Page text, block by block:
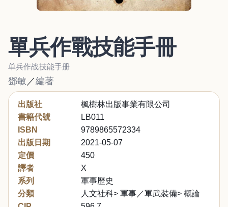
單兵作戰技能手冊
单兵作战技能手册
鄧敏 ／編著
出版社
楓樹林出版事業有限公司
書籍代號
LB011
ISBN
9789865572334
出版日期
2021-05-07
定價
450
譯者
X
系列
軍事歷史
分類
人文社科> 軍事／軍武裝備> 概論